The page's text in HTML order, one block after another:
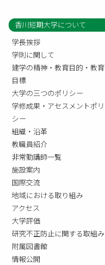
香川短期大学について
学長挨拶
学則に関して
建学の精神・教育目的・教育
目標
大学の三つのポリシー
学修成果・アセスメントポリ
シー
組織・沿革
教職員紹介
非常勤講師一覧
施設案内
国際交流
地域における取り組み
アクセス
大学評価
研究不正防止に関する取組み
附属図書館
情報公開